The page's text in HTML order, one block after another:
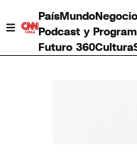
PaísMundo
Podcast y
Futuro 360Cultura